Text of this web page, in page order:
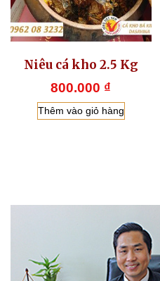
Niêu cá kho 2.5 Kg
800.000 ₫
Thêm vào giỏ hàng